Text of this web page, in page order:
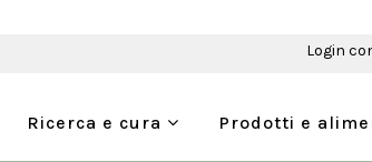
Login
Ricerca e cura Prodotti e